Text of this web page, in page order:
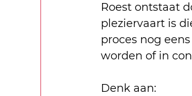
Roest ontstaat
pleziervaart is
proces nog
worden of in
Denk aan: